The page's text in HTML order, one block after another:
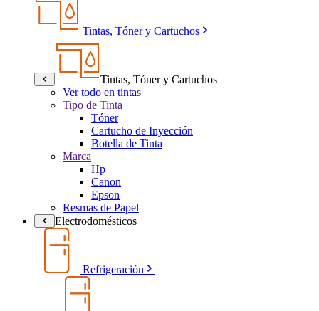
Tintas, Tóner y Cartuchos
Tintas, Tóner y Cartuchos
Ver todo en tintas
Tipo de Tinta
Tóner
Cartucho de Inyección
Botella de Tinta
Marca
Hp
Canon
Epson
Resmas de Papel
Electrodomésticos
Refrigeración